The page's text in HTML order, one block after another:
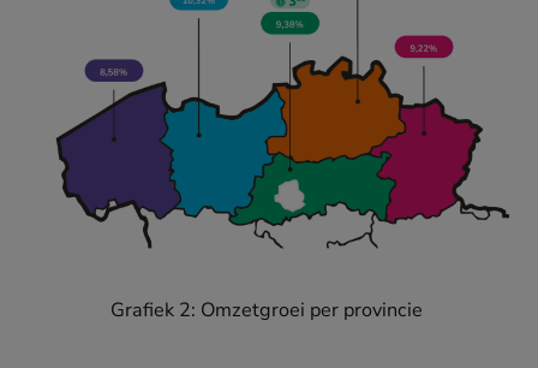
Grafiek 2: Omzetgroei per provincie